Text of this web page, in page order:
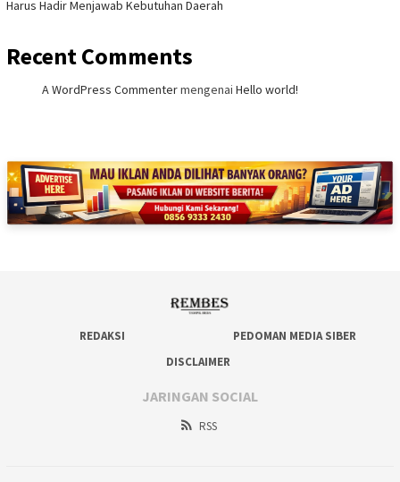
Harus Hadir Menjawab Kebutuhan Daerah
Recent Comments
A WordPress Commentermengenai Hello world!
REDAKSI
PEDOMAN MEDIA SIBER
DISCLAIMER
JARINGAN SOCIAL
RSS